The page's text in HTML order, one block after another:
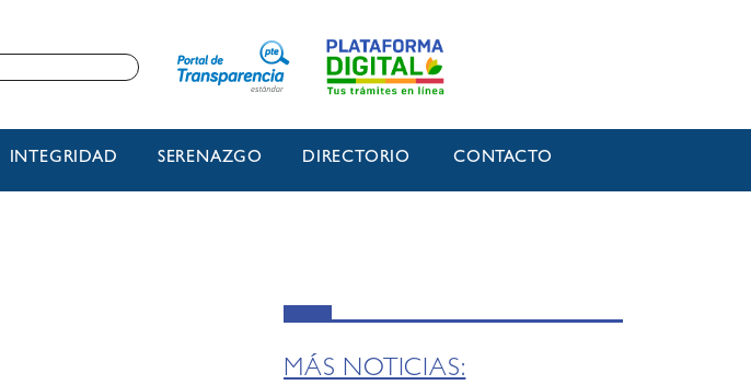
INTEGRIDAD SERENAZGO DIRECTORIO CONTACTO
MÁS NOTICIAS: